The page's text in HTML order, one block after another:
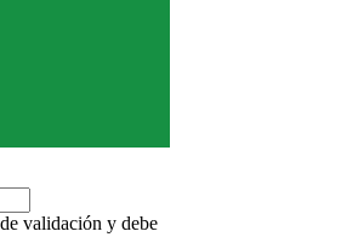
validación y debe